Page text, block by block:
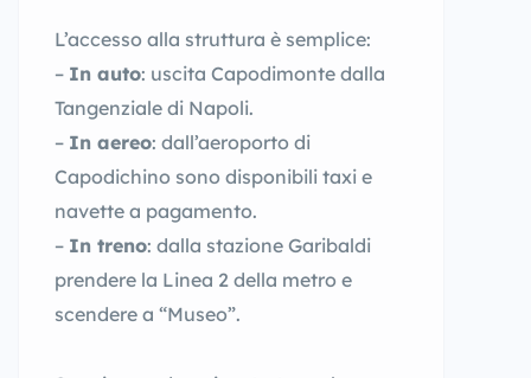
L’accesso alla struttura è semplice:
– In auto: uscita Capodimonte dalla
Tangenziale di Napoli.
– In aereo: dall’aeroporto di
Capodichino sono disponibili taxi e
navette a pagamento.
– In treno: dalla stazione Garibaldi
prendere la Linea 2 della metro e
scendere a “Museo”.